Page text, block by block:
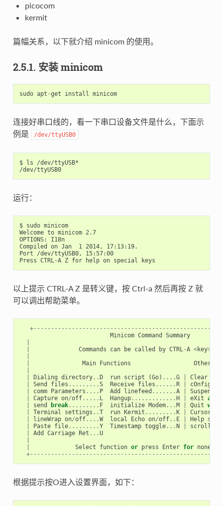
picocom
kermit
篇幅关系，以下就介绍 minicom 的使用。
2.5.1. 安装 minicom
sudo apt -get install minicom
连接好串口线的，看一下串口设备文件是什么，下面示
例是
/dev/ttyUSB0
$ ls /dev/ttyUSB*
/dev/ttyUSB0
运行：
$ sudo minicom
Welcome to minicom 2.7
OPTIONS: I18n
Compiled on Jan  1 2014, 17:13:19.
Port /dev/ttyUSB0, 15:57:00
以上提示 CTRL-A Z 是转义键，按 Ctrl-a 然后再按 Z 就
可以调出帮助菜单。
Minicom Command
Summary
Commands can be called by CTRL-A <key>
Main Functions Other
Dialing directory.. D run script (Go) ....G Clear
Send files .........S Receive files ...... R
cOnfigure
comm Parameters .... P Add linefeed .......A Suspend
Capture on/off..... L Hangup............. H eXit and
send break......... F initialize Modem... M Quit with
Terminal settings ..T run Kermit ......... K Cursor
lineWrap on/off....W local Echo on/off.. E Help
Paste file.........Y Timestamp toggle... N scroll
Add Carriage Ret ...U
Select function or press Enter for none
根据提示按O进入设置界面，如下：